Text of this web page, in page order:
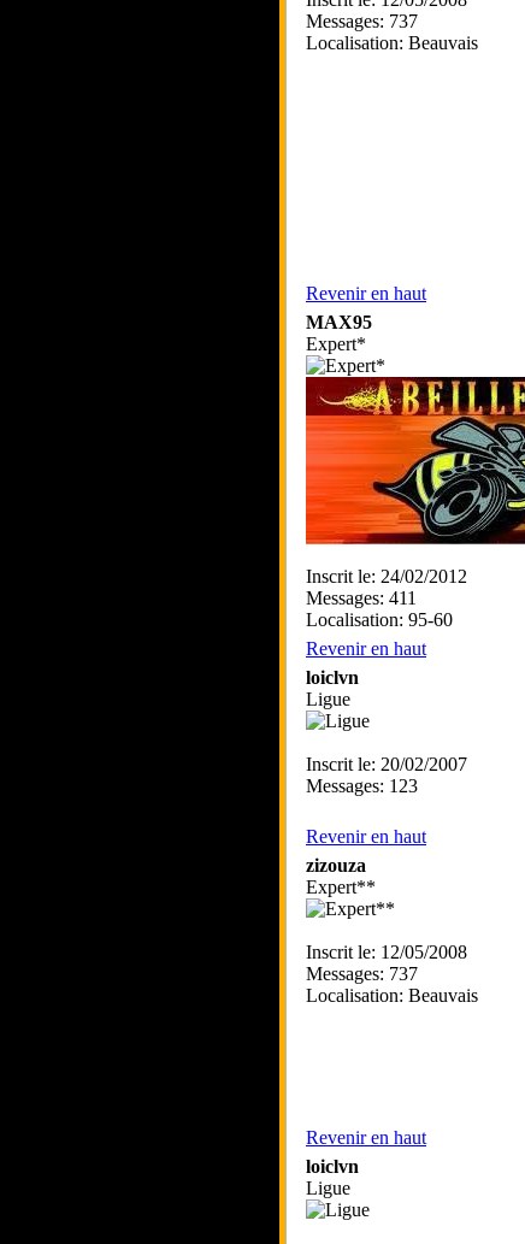
Messages: 737
Localisation: Beauvais
Revenir en haut
MAX95
Expert*
Inscrit le: 24/02/2012
Messages: 411
Localisation: 95-60
Revenir en haut
loiclvn
Ligue
Inscrit le: 20/02/2007
Messages: 123
Revenir en haut
zizouza
Expert**
Inscrit le: 12/05/2008
Messages: 737
Localisation: Beauvais
Revenir en haut
loiclvn
Ligue